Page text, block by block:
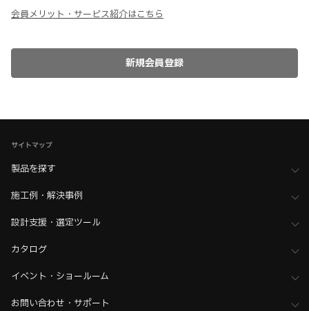
会員メリット・サービス紹介はこちら
サイトマップ
製品を探す
施工例・解決事例
設計支援・選定ツール
カタログ
イベント・ショールーム
お問い合わせ・サポート